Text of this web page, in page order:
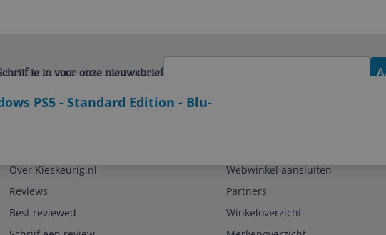
PS5 - Standard Edition - Blu-
je in voor onze nieuwsbrief
Over Kieskeurig.nl
Reviews
Best reviewed
Webwinkel aansluiten
Partners
Winkeloverzicht